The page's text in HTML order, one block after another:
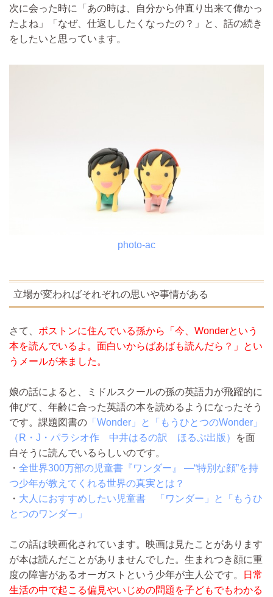
次に会った時に「あの時は、自分から仲直り出来て偉かっ
たよね」「なぜ、仕返ししたくなったの？」と、話の続き
をしたいと思っています。
photo-ac
立場が変わればそれぞれの思いや事情がある
さて、 ボストンに住んでいる孫から「今、Wonderという
本を読んでいるよ。面白いからばあばも読んだら？」とい
うメールが来ました。
娘の話によると、ミドルスクールの孫の英語力が飛躍的に
伸びて、年齢に合った英語の本を読めるようになったそう
です。課題図書の 「Wonder」と「もうひとつのWonder」
（R・J・パラシオ作 中井はるの訳 ほるぷ出版）
を面
白そうに読んでいるらしいのです。
・ 全世界300万部の児童書『ワンダー』 ―“特別な顔”を持
つ少年が教えてくれる世界の真実とは？
・ 大人におすすめしたい児童書 「ワンダー」と「もうひ
とつのワンダー」
この話は映画化されています。映画は見たことがあります
が本は読んだことがありませんでした。生まれつき顔に重
度の障害があるオーガストという少年が主人公です。
日常
生活の中で起こる偏見やいじめの問題を子どもでもわかる